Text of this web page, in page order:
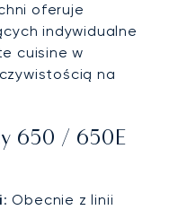
oferuje
indywidualne
cuisine w
na
650 / 650E
: Obecnie z linii